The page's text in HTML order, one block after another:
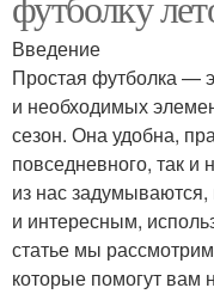
Введение
Простая футболка —
и необходимых
сезон. Она удобна,
повседневного, так и
из нас задумываются,
и интересным,
статье мы
которые помогут вам